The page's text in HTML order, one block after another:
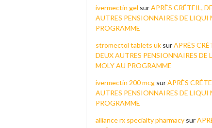
ivermectin gel surAPRÈS CRÉTEIL,
AUTRES PENSIONNAIRES DE LIQUI
PROGRAMME
stromectol tablets uk surAPRÈS
DEUX AUTRES PENSIONNAIRES DE
MOLY AU PROGRAMME
ivermectin 200 mcg surAPRÈS
AUTRES PENSIONNAIRES DE LIQUI
PROGRAMME
alliance rx specialty pharmacy sur